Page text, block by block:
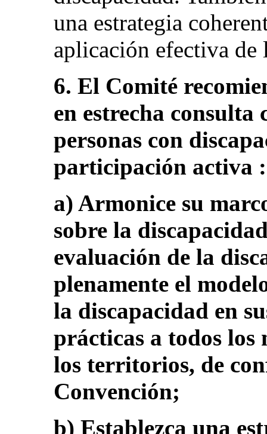
una estrategia
aplicación efectiva de
6. El Comité
en estrecha consulta
personas con
participación activa :
a) Armonice su
sobre la
evaluación de la
plenamente el
la discapacidad en
prácticas a todos los
los territorios, de
Convención;
b) Establezca una